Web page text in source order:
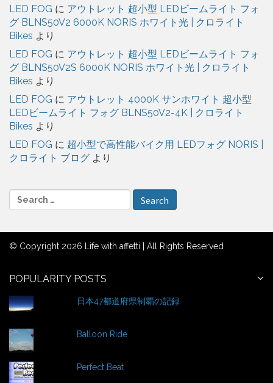
LED FOG に アウトレット 超小型 LEDビームライト フォ
グ BLNS50V2 6000K NORIS ホワイト光 | クロライト
Bikes より
LED FOG に アウトレット 超小型 LEDビームライト フォ
グ BLNS50V2S 6000K NORIS ホワイト光 | クロライト
Bikes より
LED FOG に アウトレット 4000K サンホワイト 超小型
LEDビームライト フォグ BLNS50V2-4K | クロライト
Bikes より
LED FOG に 超小型で高性能バイク用 LEDフォグ NORIS |
クロライト ブログ より
e
r
c
f
r
© Copyright 2026 Life with affetti | All Rights Reserved
POPULARITY POSTS
日本47都道府県制覇の記録
Balloon Ride
Perfect Beat